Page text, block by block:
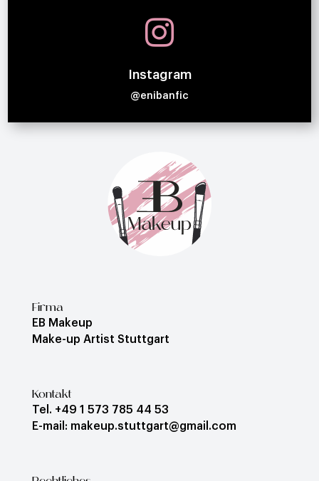

Instagram
@enibanfic
Firma
EB Makeup
Make-up Artist Stuttgart
Kontakt
Tel. +49 1 573 785 44 53
E-mail: makeup.stuttgart@gmail.com